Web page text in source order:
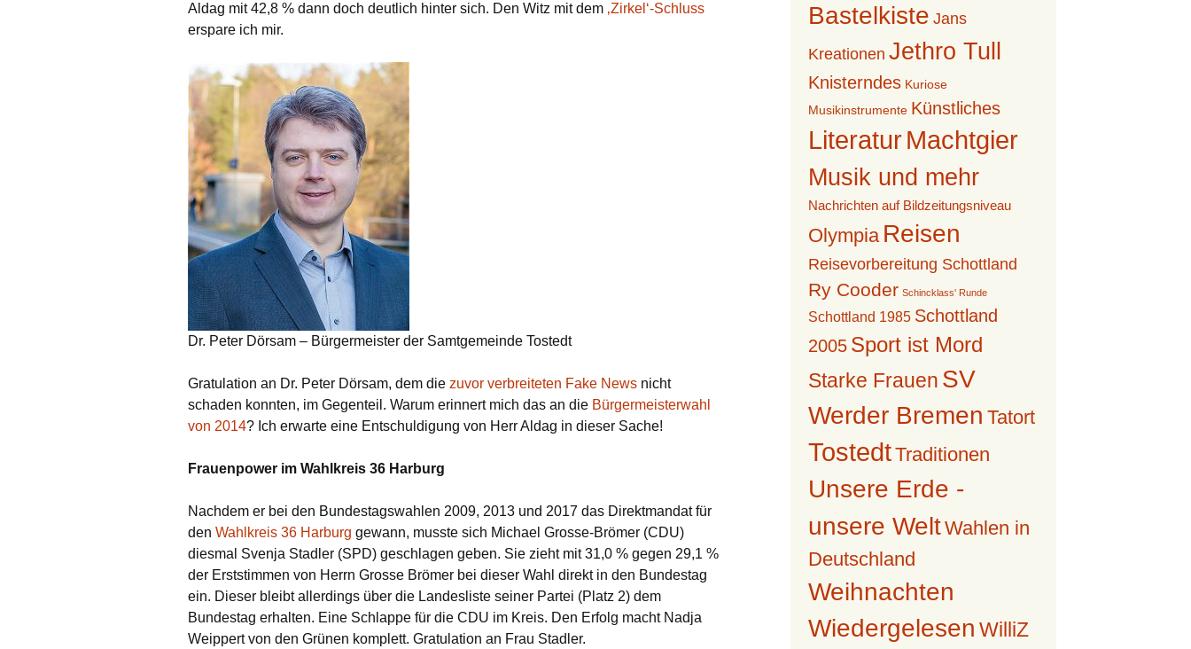
Aldag mit 42,8 % dann doch deutlich hinter sich. Den Witz mit dem ‚Zirkel‘-Schluss
erspare ich mir.
Dr. Peter Dörsam – Bürgermeister der Samtgemeinde Tostedt
Gratulation an Dr. Peter Dörsam, dem die zuvor verbreiteten Fake News nicht
schaden konnten, im Gegenteil. Warum erinnert mich das an die Bürgermeisterwahl
von 2014? Ich erwarte eine Entschuldigung von Herr Aldag in dieser Sache!
Frauenpower im Wahlkreis 36 Harburg
Nachdem er bei den Bundestagswahlen 2009, 2013 und 2017 das Direktmandat für
den Wahlkreis 36 Harburg gewann, musste sich Michael Grosse-Brömer (CDU)
diesmal Svenja Stadler (SPD) geschlagen geben. Sie zieht mit 31,0 % gegen 29,1 %
der Erststimmen von Herrn Grosse Brömer bei dieser Wahl direkt in den Bundestag
ein. Dieser bleibt allerdings über die Landesliste seiner Partei (Platz 2) dem
Bundestag erhalten. Eine Schlappe für die CDU im Kreis. Den Erfolg macht Nadja
Weippert von den Grünen komplett. Gratulation an Frau Stadler.
Bastelkiste Jans
Kreationen Jethro Tull
Knisterndes Kuriose
Musikinstrumente Künstliches
LiteraturMachtgier
Musik und mehr
Nachrichten auf Bildzeitungsniveau
Olympia Reisen
Reisevorbereitung Schottland
Ry Cooder Schincklass' Runde
Schottland 1985 Schottland
2005 Sport ist Mord
Starke Frauen SV
Werder Bremen Tatort
TostedtTraditionen
Unsere Erde -
unsere WeltWahlen in
Deutschland
Weihnachten
Wiedergelesen WilliZ